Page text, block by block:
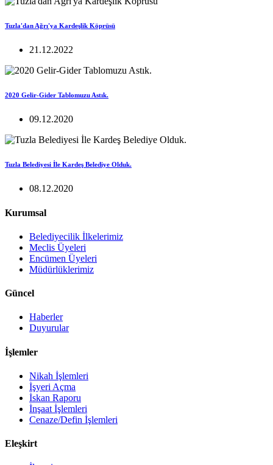
Tuzla'dan Ağrı'ya Kardeşlik Köprüsü
21.12.2022
2020 Gelir-Gider Tablomuzu Astık.
09.12.2020
Tuzla Belediyesi İle Kardeş Belediye Olduk.
08.12.2020
Kurumsal
Belediyecilik İlkelerimiz
Meclis Üyeleri
Encümen Üyeleri
Müdürlüklerimiz
Güncel
Haberler
Duyurular
İşlemler
Nikah İşlemleri
İşyeri Açma
İskan Raporu
İnşaat İşlemleri
Cenaze/Defin İşlemleri
Eleşkirt